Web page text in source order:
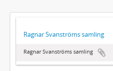
Ragnar Svanströms samling
Ragnar Svanströms samling